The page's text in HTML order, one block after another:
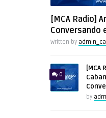
[MCA Radio]
Conversando
Written by
0
[MCA
by